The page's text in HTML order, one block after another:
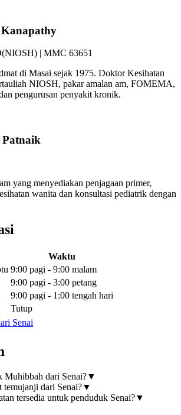
| MMC 63651
di Masai sejak 1975. Doktor Kesihatan
NIOSH, pakar amalan am, FOMEMA,
pengurusan penyakit kronik.
yang menyediakan penjagaan primer,
wanita dan konsultasi pediatrik dengan
Waktu
9:00 pagi - 9:00 malam
9:00 pagi - 3:00 petang
9:00 pagi - 1:00 tengah hari
Tutup
Senai
dari Senai?▼
temujanji dari Senai?▼
tersedia untuk penduduk Senai?▼